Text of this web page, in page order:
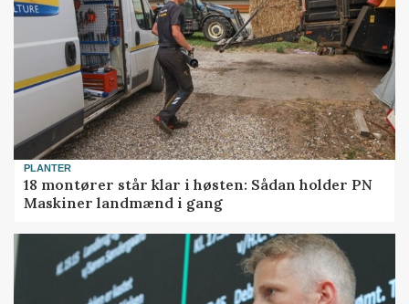
PLANTER
18 montører står klar i høsten: Sådan holder PN
Maskiner landmænd i gang